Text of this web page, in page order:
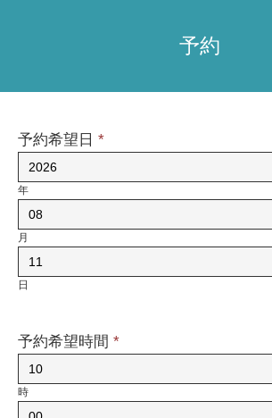
予約
予約希望日 *
年
月
日
予約希望時間 *
時